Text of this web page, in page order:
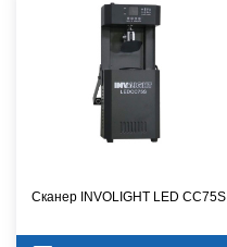
Сканер INVOLIGHT LED CC75S